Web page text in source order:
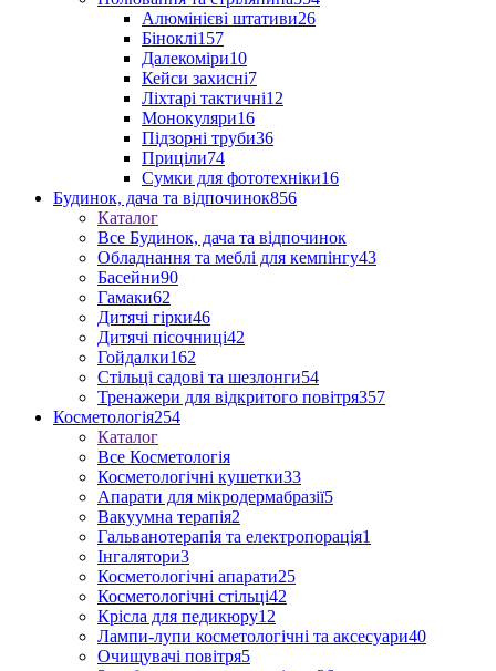
Алюмінієві штативи26
Біноклі157
Далекоміри10
Кейси захисні7
Ліхтарі тактичні12
Монокуляри16
Підзорні труби36
Приціли74
Сумки для фототехніки16
Будинок, дача та відпочинок856
Каталог
Все Будинок, дача та відпочинок
Обладнання та меблі для кемпінгу43
Басейни90
Гамаки62
Дитячі гірки46
Дитячі пісочниці42
Гойдалки162
Стільці садові та шезлонги54
Тренажери для відкритого повітря357
Косметологія254
Каталог
Все Косметологія
Косметологічні кушетки33
Апарати для мікродермабразії5
Вакуумна терапія2
Гальванотерапія та електропорація1
Інгалятори3
Косметологічні апарати25
Косметологічні стільці42
Крісла для педикюру12
Лампи-лупи косметологічні та аксесуари40
Очищувачі повітря5